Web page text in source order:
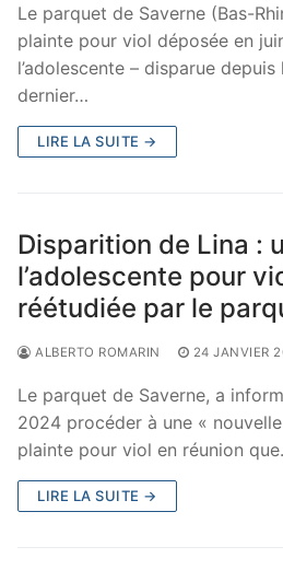
Le parquet de Saverne (Bas-
plainte pour viol déposée en
l’adolescente – disparue
dernier…
LIRE LA SUITE →
Disparition de Lina :
l’adolescente pour
réétudiée par le
ALBERTO ROMARIN 24 JANVIER
Le parquet de Saverne, a
2024 procéder à une «
plainte pour viol en réunion
LIRE LA SUITE →